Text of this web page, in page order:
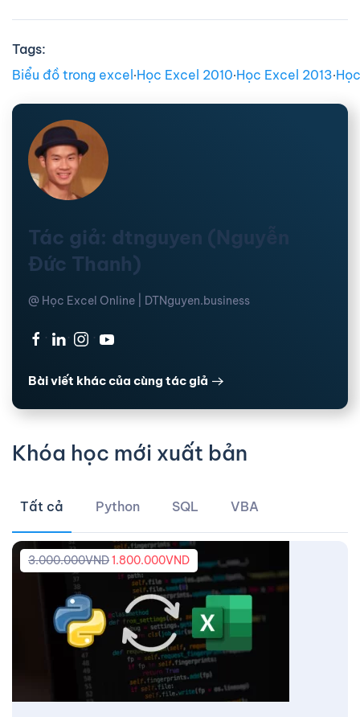
Tags:
Biểu đồ trong excel ∙Học Excel 2010∙Học Excel 2013∙
Tác giả: dtnguyen (Nguyễn
Đức Thanh)
@ Học Excel Online | DTNguyen.business
· · ·
Bài viết khác của cùng tác giả
Khóa học mới xuất bản
Tất cả Python SQL VBA
3.000.000VND1.800.000VND